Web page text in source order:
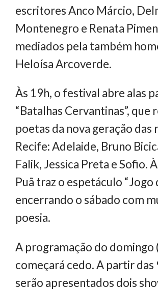
escritores Anco Márcio,
Montenegro e Renata
mediados pela também
Heloísa Arcoverde.
Às 19h, o festival abre alas
“Batalhas Cervantinas”, que
poetas da nova geração das
Recife: Adelaide, Bruno
Falik, Jessica Preta e Sofio.
Puã traz o espetáculo “Jogo
encerrando o sábado com
poesia.
A programação do domingo
começará cedo. A partir das
serão apresentados dois